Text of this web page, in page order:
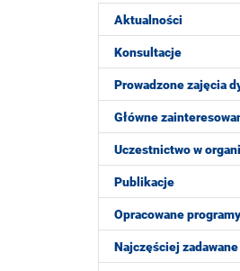
Aktualności
Konsultacje
Prowadzone zajęcia
Główne
Uczestnictwo w
Publikacje
Opracowane programy
Najczęściej